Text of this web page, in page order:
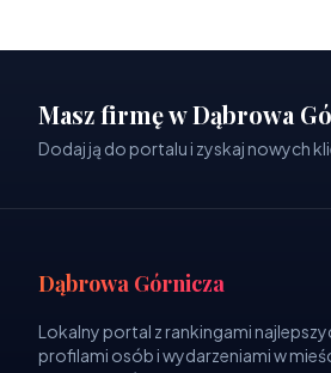
Masz firmę w Dąbrowa
Dodaj ją do portalu i zyskaj nowych
Dąbrowa Górnicza
Lokalny portal z rankingami
profilami osób i wydarzeniami w